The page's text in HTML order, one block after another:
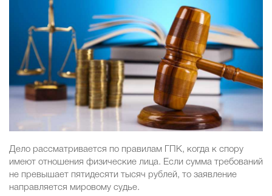
Дело рассматривается по правилам ГПК, когда к спору
имеют отношения физические лица. Если сумма требований
не превышает пятидесяти тысяч рублей, то заявление
направляется мировому судье.